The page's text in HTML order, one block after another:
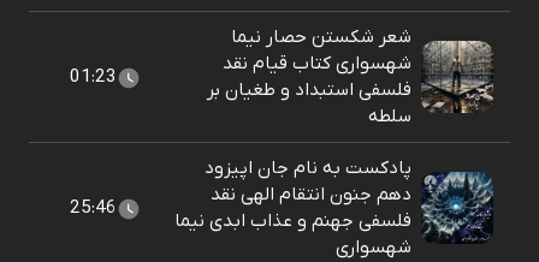
شعر شکستن حصار نیما
شهسواری کتاب قیام نقد
فلسفی استبداد و طغیان بر
سلطه
01:23
پادکست به نام جان اپیزود
دهم جنون انتقام الهی نقد
فلسفی جهنم و عذاب ابدی نیما
شهسواری
25:46